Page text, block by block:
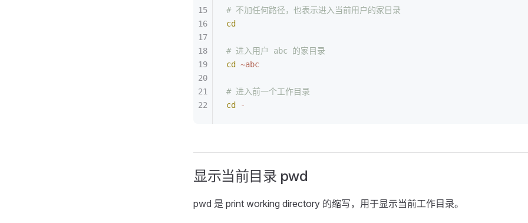
# 不加任何路径，也表示进入当前用户的家目录
cd
# 进入用户 abc 的家目录
cd
~abc
# 进入前一个工作目录
cd
-
显示当前目录 pwd
pwd 是 print working directory 的缩写，用于显示当前工作目录。